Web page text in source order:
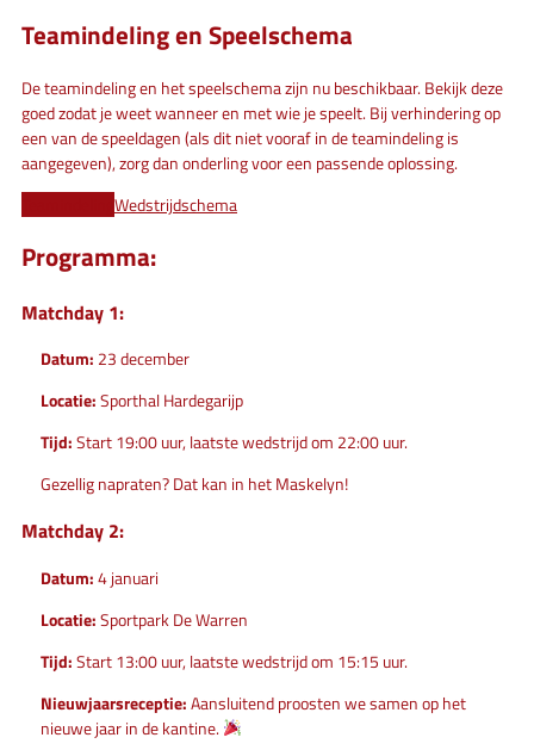
Teamindeling en Speelschema
De teamindeling en het speelschema zijn nu beschikbaar. Bekijk deze
goed zodat je weet wanneer en met wie je speelt. Bij verhindering op
een van de speeldagen (als dit niet vooraf in de teamindeling is
aangegeven), zorg dan onderling voor een passende oplossing.
Wedstrijdschema
Programma:
Matchday 1:
Datum: 23 december
Locatie:Sporthal Hardegarijp
Tijd:Start 19:00 uur, laatste wedstrijd om 22:00 uur.
Gezellig napraten? Dat kan in het Maskelyn!
Matchday 2:
Datum:4 januari
Locatie:Sportpark De Warren
Tijd:Start 13:00 uur, laatste wedstrijd om 15:15 uur.
Nieuwjaarsreceptie:Aansluitend proosten we samen op het
nieuwe jaar in de kantine.